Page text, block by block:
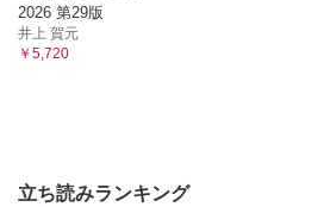
2026 第29版
井上 賀元
￥5,720
立ち読みランキング